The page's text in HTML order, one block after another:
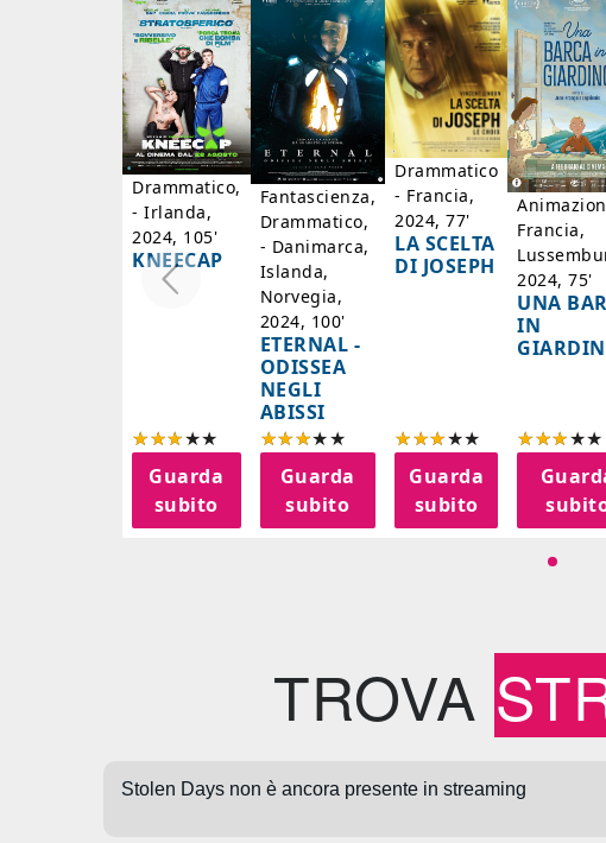
Drammatico,
- Irlanda,
2024, 105'
KNEECAP
Guarda
subito
Fantascienza,
Drammatico,
- Danimarca,
Islanda,
Norvegia,
2024, 100'
ETERNAL -
ODISSEA
NEGLI
ABISSI
Guarda
subito
Drammatico
- Francia,
2024, 77'
LA SCELTA
DI JOSEPH
Guarda
subito
Francia,
2024, 75'
UNA
IN
TROVA